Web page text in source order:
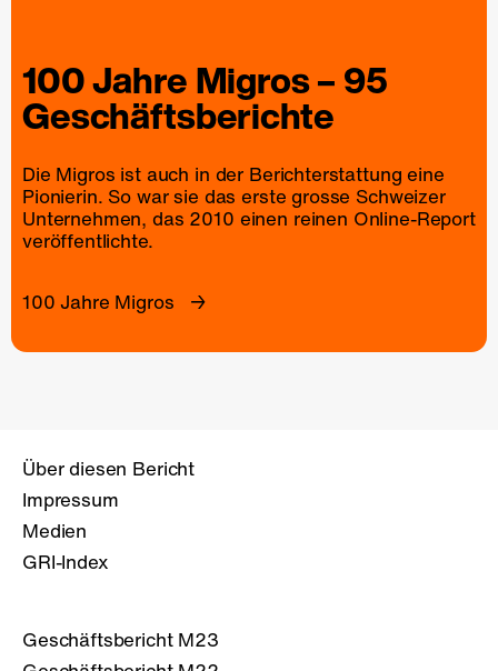
100 JahreMigros– 95
Geschäfts­berichte
Die Migros ist auch in der Berichterstattung eine
Pionierin. So war sie das erste grosse Schweizer
Unternehmen, das 2010 einen reinen Online-Report
veröffentlichte.
100 Jahre Migros
Über diesen Bericht
Impressum
Medien
GRI-Index
Geschäftsbericht M23